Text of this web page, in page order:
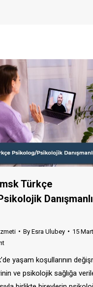
Türkçe
By Esra Ulubey
15
yaşam koşullarının
ve psikolojik sağlığa